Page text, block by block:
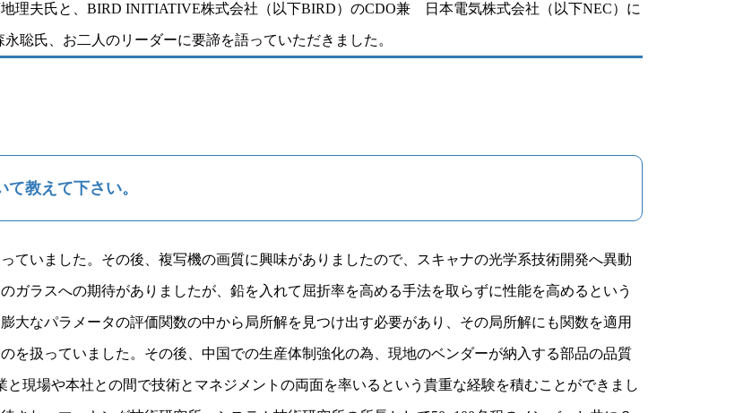
理夫氏と、BIRD INITIATIVE株式会社（以下BIRD）のCDO兼 日本電気株式会社（以下NEC）に
聡氏、お二人のリーダーに要諦を語っていただきました。
教えて下さい。
ていました。その後、複写機の画質に興味がありましたので、スキャナの光学系技術開発へ異動
ガラスへの期待がありましたが、鉛を入れて屈折率を高める手法を取らずに性能を高めるという
大なパラメータの評価関数の中から局所解を見つけ出す必要があり、その局所解にも関数を適用
を扱っていました。その後、中国での生産体制強化の為、現地のベンダーが納入する部品の品質
現場や本社との間で技術とマネジメントの両面を率いるという貴重な経験を積むことができまし